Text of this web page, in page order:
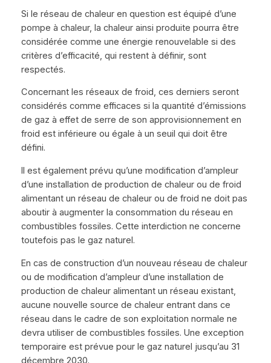
Si le réseau de chaleur en question est équipé d’une
pompe à chaleur, la chaleur ainsi produite pourra être
considérée comme une énergie renouvelable si des
critères d’efficacité, qui restent à définir, sont
respectés.
Concernant les réseaux de froid, ces derniers seront
considérés comme efficaces si la quantité d’émissions
de gaz à effet de serre de son approvisionnement en
froid est inférieure ou égale à un seuil qui doit être
défini.
Il est également prévu qu’une modification d’ampleur
d’une installation de production de chaleur ou de froid
alimentant un réseau de chaleur ou de froid ne doit pas
aboutir à augmenter la consommation du réseau en
combustibles fossiles. Cette interdiction ne concerne
toutefois pas le gaz naturel.
En cas de construction d’un nouveau réseau de chaleur
ou de modification d’ampleur d’une installation de
production de chaleur alimentant un réseau existant,
aucune nouvelle source de chaleur entrant dans ce
réseau dans le cadre de son exploitation normale ne
devra utiliser de combustibles fossiles. Une exception
temporaire est prévue pour le gaz naturel jusqu’au 31
décembre 2030.